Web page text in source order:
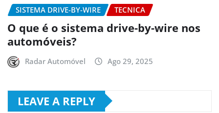
SISTEMA DRIVE-BY-WIRE TECNICA
O que é o sistema drive-by-wire nos
automóveis?
Radar Automóvel Ago 29, 2025
LEAVE A REPLY